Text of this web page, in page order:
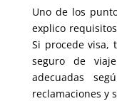
Uno de los
explico
Si procede visa,
seguro de
adecuadas
reclamaciones y